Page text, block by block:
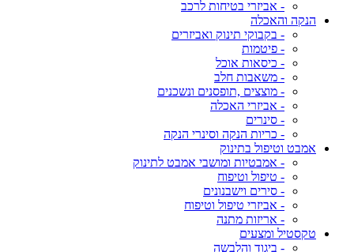
- אביזרי בטיחות לרכב
הנקה והאכלה
- בקבוקי תינוק ואביזרים
- פיטמות
- כיסאות אוכל
- משאבות חלב
- מוצצים ,תופסנים ונשכנים
- אביזרי האכלה
- סינרים
- כריות הנקה וסינרי הנקה
אמבט וטיפול בתינוק
- אמבטיות ומושבי אמבט לתינוק
- טיפול וטיפוח
- סירים וישבנונים
- אביזרי טיפול וטיפוח
- אריזות מתנה
טקסטיל ומצעים
- ביגוד והלבשה